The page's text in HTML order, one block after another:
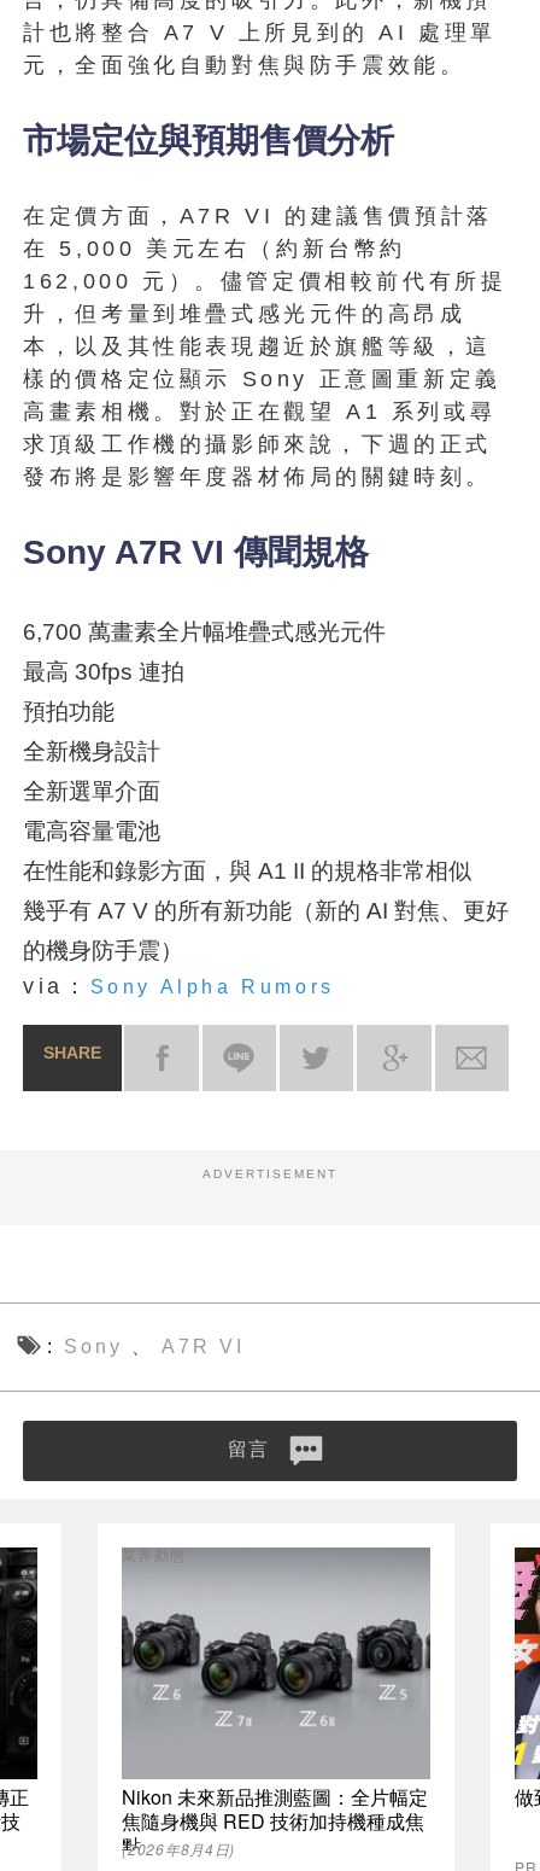
計也將整合 A7 V 上所見到的 AI 處理單
元，全面強化自動對焦與防手震效能。
市場定位與預期售價分析
在定價方面，A7R VI 的建議售價預計落
在 5,000 美元左右（約新台幣約
162,000 元）。儘管定價相較前代有所提
升，但考量到堆疊式感光元件的高昂成
本，以及其性能表現趨近於旗艦等級，這
樣的價格定位顯示 Sony 正意圖重新定義
高畫素相機。對於正在觀望 A1 系列或尋
求頂級工作機的攝影師來說，下週的正式
發布將是影響年度器材佈局的關鍵時刻。
Sony A7R VI 傳聞規格
6,700 萬畫素全片幅堆疊式感光元件
最高 30fps 連拍
預拍功能
全新機身設計
全新選單介面
電高容量電池
在性能和錄影方面，與 A1 II 的規格非常相似
幾乎有 A7 V 的所有新功能（新的 AI 對焦、更好
的機身防手震）
via： Sony Alpha Rumors
SHARE
ADVERTISEMENT
Sony A7R VI
留言
正
Nikon 未來新品推測藍圖：全片幅定
焦隨身機與 RED 技術加持機種成焦
點
業界動態
(2026年8月4日)
做